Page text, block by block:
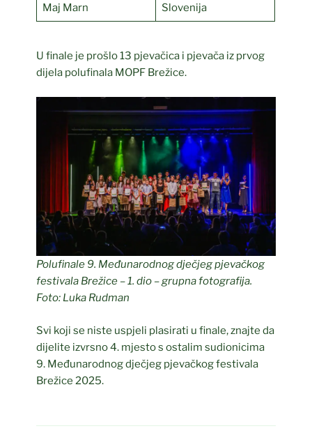
Maj Marn Slovenija
U finale je prošlo 13 pjevačica i pjevača iz prvog
dijela polufinala MOPF Brežice.
Polufinale 9. Međunarodnog dječjeg pjevačkog
festivala Brežice – 1. dio – grupna fotografija.
Foto: Luka Rudman
Svi koji se niste uspjeli plasirati u finale, znajte da
dijelite izvrsno 4. mjesto s ostalim sudionicima
9. Međunarodnog dječjeg pjevačkog festivala
Brežice 2025.